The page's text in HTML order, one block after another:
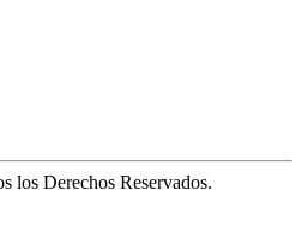
los Derechos Reservados.